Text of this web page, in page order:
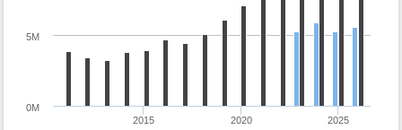
2015 2020 2025
0M
5M